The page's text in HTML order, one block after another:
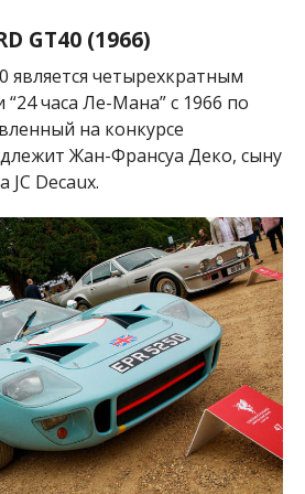
GT40 (1966)
является четырехкратным
часа Ле-Мана” с 1966 по
на конкурсе
Жан-Франсуа Деко, сыну
JC Decaux.